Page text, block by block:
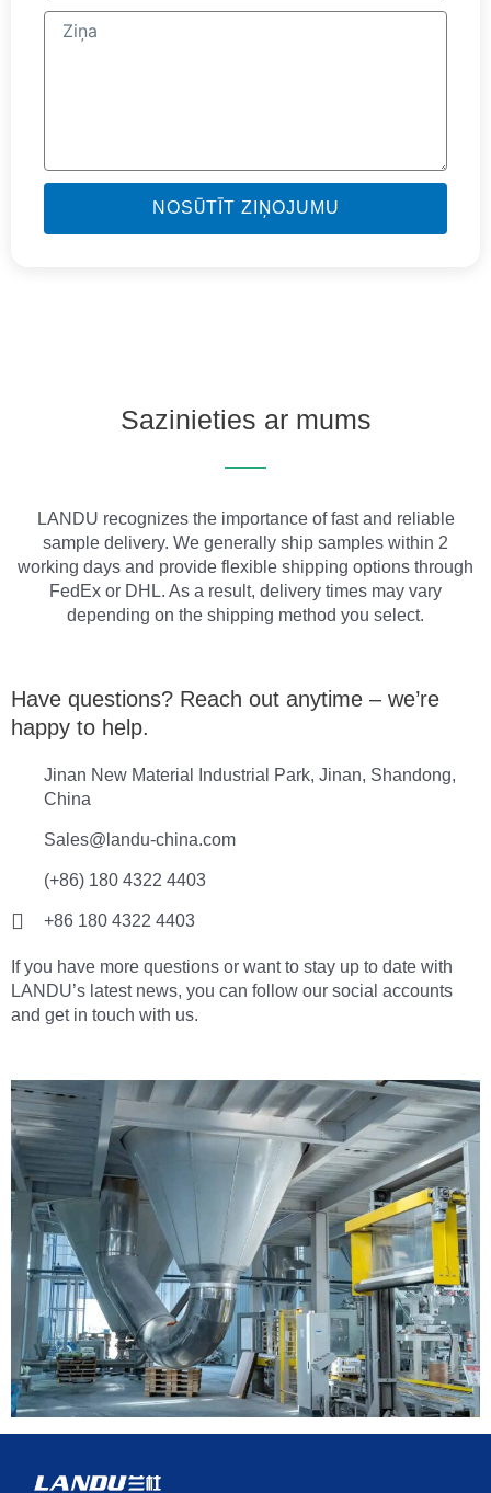
Ziņa
NOSŪTĪT ZIŅOJUMU
Sazinieties ar mums
LANDU recognizes the importance of fast and reliable
sample delivery. We generally ship samples within 2
working days and provide flexible shipping options through
FedEx or DHL. As a result, delivery times may vary
depending on the shipping method you select.
Have questions? Reach out anytime – we’re
happy to help.
Jinan New Material Industrial Park, Jinan, Shandong,
China
Sales@landu-china.com
(+86) 180 4322 4403
+86 180 4322 4403
If you have more questions or want to stay up to date with
LANDU’s latest news, you can follow our social accounts
and get in touch with us.